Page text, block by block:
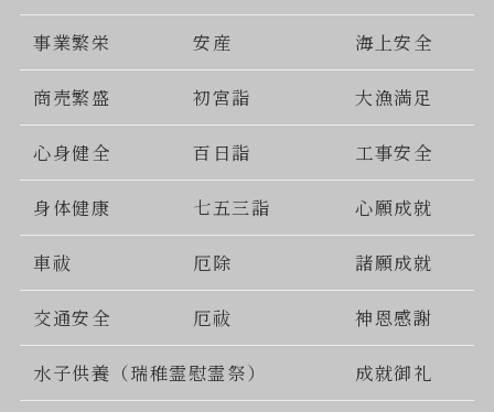
事業繁栄 安産 海上安全
商売繁盛 初宮詣 大漁満足
心身健全 百日詣 工事安全
身体健康 七五三詣 心願成就
車祓 厄除 諸願成就
交通安全 厄祓 神恩感謝
水子供養（瑞稚霊慰霊祭） 成就御礼